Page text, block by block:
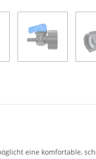
eine komfortable,